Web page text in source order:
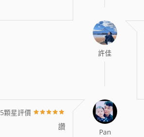
許佳
Pan
5顆星評價
讚